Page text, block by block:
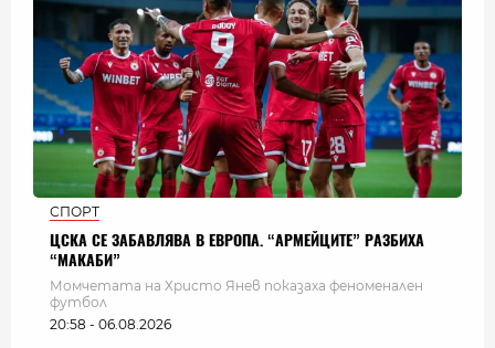
СПОРТ
ЦСКА СЕ ЗАБАВЛЯВА В ЕВРОПА. “АРМЕЙЦИТЕ” РАЗБИХА
“МАКАБИ”
Момчетата на Христо Янев показаха феноменален
футбол
20:58 - 06.08.2026